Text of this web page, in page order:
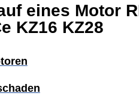
eines Motor
KZ16 KZ28